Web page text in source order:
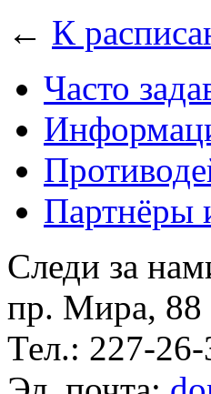
← К
Часто
Партнёры
Следи за
пр. Мира, 88
Тел.: 227-26-